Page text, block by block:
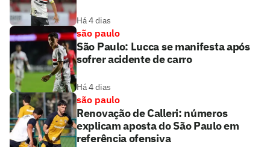
Há 4 dias
são paulo
São Paulo: Lucca se manifesta após
sofrer acidente de carro
Há 4 dias
são paulo
Renovação de Calleri: números
explicam aposta do São Paulo em
referência ofensiva